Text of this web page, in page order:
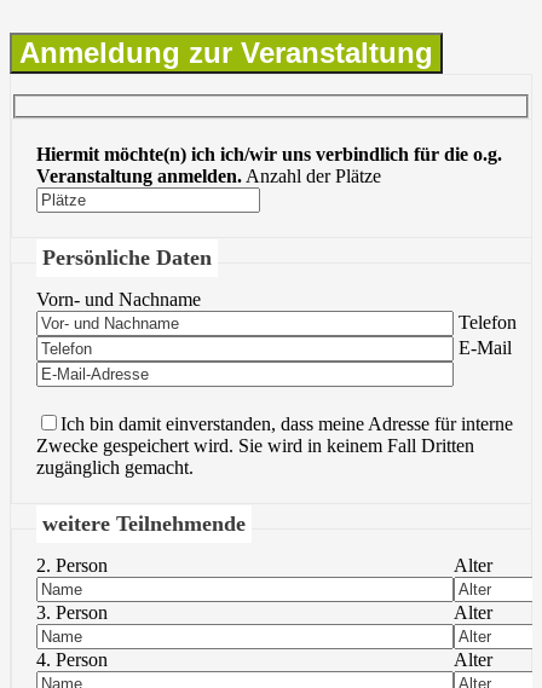
Anmeldung zur Veranstaltung
Hiermit möchte(n) ich ich/wir uns verbindlich für die o.g.
Veranstaltung anmelden. Anzahl der Plätze
Persönliche Daten
Vorn- und Nachname
Bitte lasse
Telefon
Bitte lasse
E-Mail
Ich bin damit einverstanden, dass meine Adresse für interne
Zwecke gespeichert wird. Sie wird in keinem Fall Dritten
zugänglich gemacht.
weitere Teilnehmende
2. Person Alter
3. Person Alter
4. Person Alter